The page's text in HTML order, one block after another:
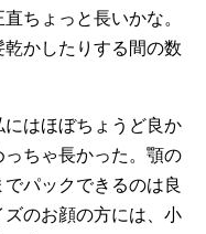
ちょっと長いかな。
かしたりする間の数
はほぼちょうど良か
ちゃ長かった。顎の
パックできるのは良
のお顔の方には、小